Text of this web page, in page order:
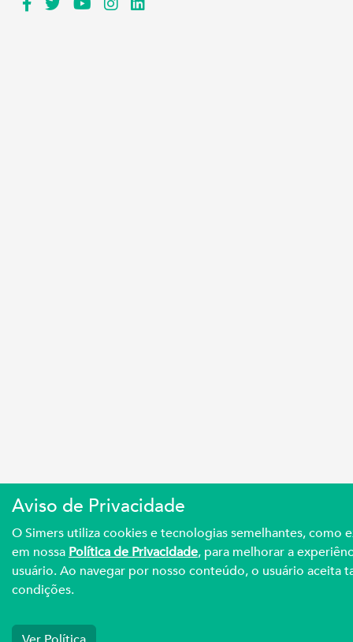
Aviso de Privacidade
O Simers utiliza cookies e tecnologias semelhantes, como
em nossa Política de Privacidade, para melhorar a
usuário. Ao navegar por nosso conteúdo, o usuário aceita
condições.